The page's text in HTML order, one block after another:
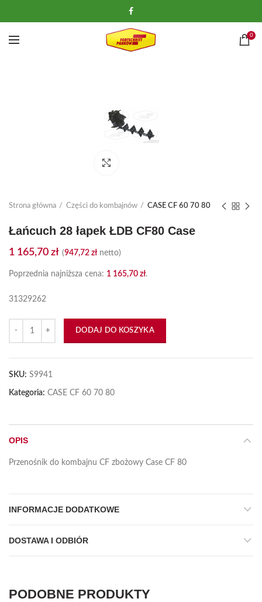
0
Strona główna Części do kombajnów CASE CF 60 70 80
Łańcuch 28 łapek ŁDB CF80 Case
1 165,70 zł (947,72 złnetto)
Poprzednia najniższa cena: 1 165,70 zł.
31329262
DODAJ DO KOSZYKA
SKU: S9941
Kategoria: CASE CF 60 70 80
OPIS
Przenośnik do kombajnu CF zbożowy Case CF 80
INFORMACJE DODATKOWE
DOSTAWA I ODBIÓR
PODOBNE PRODUKTY